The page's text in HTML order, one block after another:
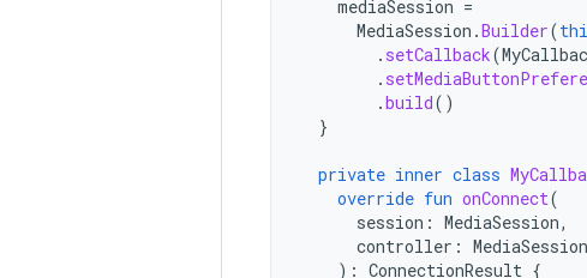
mediaSession =
MediaSession .Builder(
. setCallback(
.
.build()
}
private inner class
override fun onConnect(
session : MediaSession,
controller : MediaSession
): ConnectionResult {